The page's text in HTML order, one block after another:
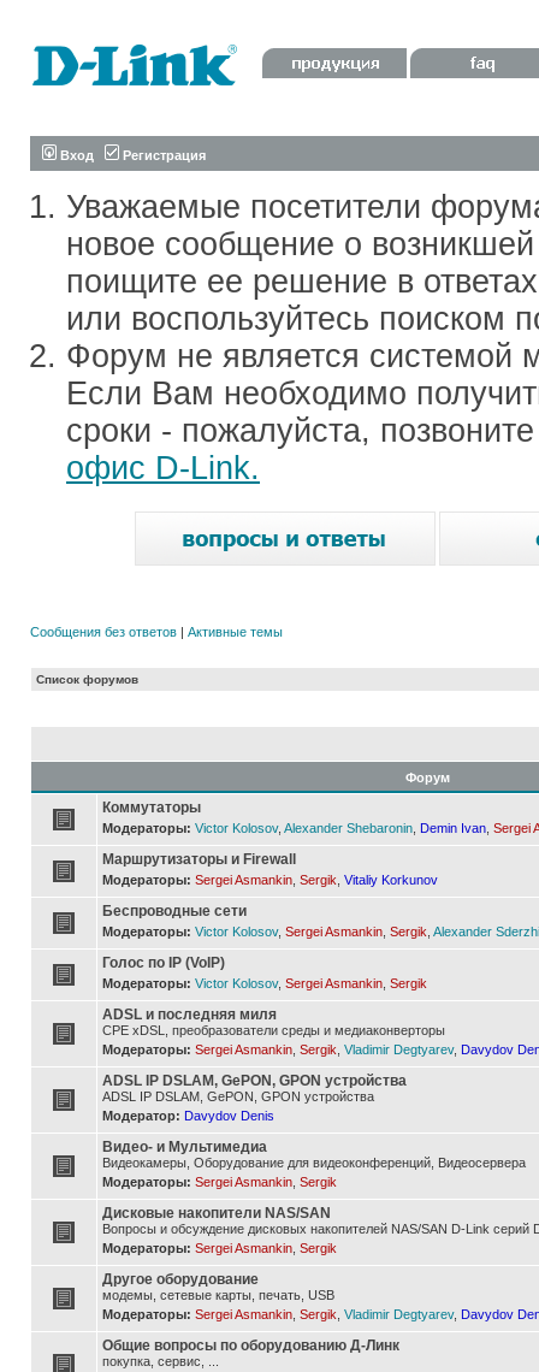
Вход Регистрация
Уважаемые посетители
новое сообщение о
поищите ее решение в
или воспользуйтесь поиском
Форум не является системой
Если Вам необходимо
сроки - пожалуйста,
офис D-Link.
Сообщения без ответов | Активные темы
Список форумов
Форум
Коммутаторы
Модераторы: Victor Kolosov, Alexander Shebaronin Demin Ivan Sergei
Маршрутизаторы и Firewall
Модераторы: Sergei Asmankin Sergik Vitaliy Korkunov
Беспроводные сети
Модераторы: Victor Kolosov, Sergei Asmankin Sergik Alexander
Голос по IP (VoIP)
Модераторы: Victor Kolosov, Sergei Asmankin Sergik
ADSL и последняя миля
CPE xDSL, преобразователи среды и медиаконверторы
Модераторы: Sergei Asmankin Sergik Vladimir Degtyarev, Davydov
ADSL IP DSLAM, GePON, GPON устройства
ADSL IP DSLAM, GePON, GPON устройства
Модератор: Davydov Denis
Видео- и Мультимедиа
Видеокамеры, Оборудование для видеоконференций, Видеосервера
Модераторы: Sergei Asmankin Sergik
Дисковые накопители NAS/SAN
Вопросы и обсуждение дисковых накопителей NAS/SAN D-Link серий
Модераторы: Sergei Asmankin Sergik
Другое оборудование
модемы, сетевые карты, печать, USB
Модераторы: Sergei Asmankin Sergik Vladimir Degtyarev, Davydov
Общие вопросы по оборудованию Д-Линк
покупка, сервис, ...